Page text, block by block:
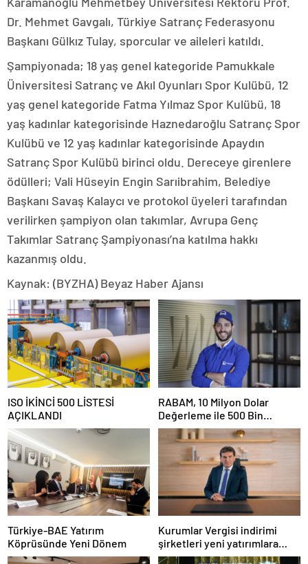
Dr. Mehmet Gavgalı, Türkiye Satranç Federasyonu
Başkanı Gülkız Tulay, sporcular ve aileleri katıldı.
Şampiyonada; 18 yaş genel kategoride Pamukkale
Üniversitesi Satranç ve Akıl Oyunları Spor Kulübü, 12
yaş genel kategoride Fatma Yılmaz Spor Kulübü, 18
yaş kadınlar kategorisinde Haznedaroğlu Satranç Spor
Kulübü ve 12 yaş kadınlar kategorisinde Apaydın
Satranç Spor Kulübü birinci oldu. Dereceye girenlere
ödülleri; Vali Hüseyin Engin Sarıibrahim, Belediye
Başkanı Savaş Kalaycı ve protokol üyeleri tarafından
verilirken şampiyon olan takımlar, Avrupa Genç
Takımlar Satranç Şampiyonası’na katılma hakkı
kazanmış oldu.
Kaynak: (BYZHA) Beyaz Haber Ajansı
ISO İKİNCİ 500 LİSTESİ
AÇIKLANDI
RABAM, 10 Milyon Dolar
Değerleme ile 500 Bin
Dolarlık Yatırım Aldı
Türkiye-BAE Yatırım
Köprüsünde Yeni Dönem
Kurumlar Vergisi indirimi
şirketleri yeni yatırımlara
yönlendirecek